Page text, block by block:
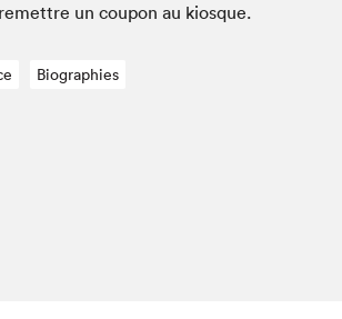
un coupon au kiosque.
Biographies